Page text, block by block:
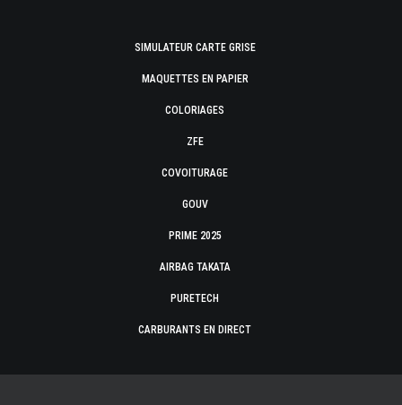
SIMULATEUR CARTE GRISE
MAQUETTES EN PAPIER
COLORIAGES
ZFE
COVOITURAGE
GOUV
PRIME 2025
AIRBAG TAKATA
PURETECH
CARBURANTS EN DIRECT